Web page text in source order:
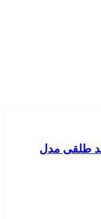
جلد طلقی مدل